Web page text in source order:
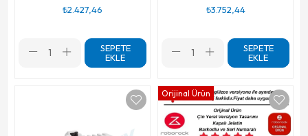
₺2.427,46
SEPETE
EKLE
₺3.752,44
SEPETE
EKLE
Orijinal Ürün